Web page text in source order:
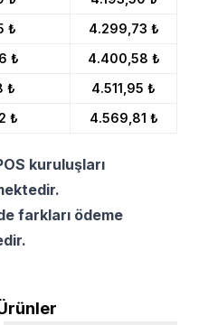
₺
4.299,73 ₺
₺
4.400,58 ₺
₺
4.511,95 ₺
₺ 4.569,81 ₺
kuruluşları
farkları ödeme